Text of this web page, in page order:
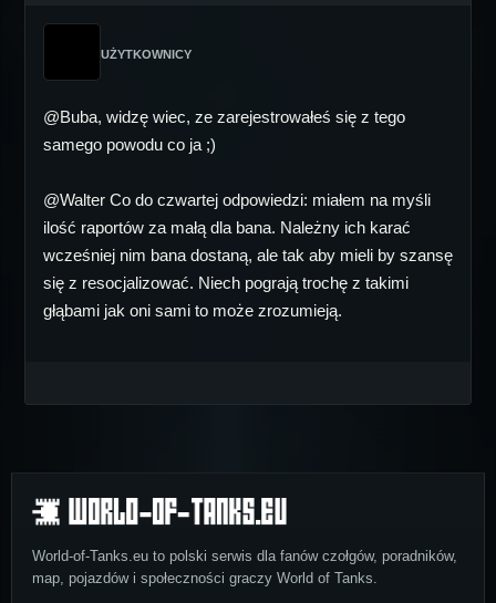
UŻYTKOWNICY
@Buba, widzę wiec, ze zarejestrowałeś się z tego
samego powodu co ja ;)
@Walter Co do czwartej odpowiedzi: miałem na myśli
ilość raportów za małą dla bana. Należny ich karać
wcześniej nim bana dostaną, ale tak aby mieli by szansę
się z resocjalizować. Niech pograją trochę z takimi
głąbami jak oni sami to może zrozumieją.
World-of-Tanks.eu to polski serwis dla fanów czołgów, poradników,
map, pojazdów i społeczności graczy World of Tanks.